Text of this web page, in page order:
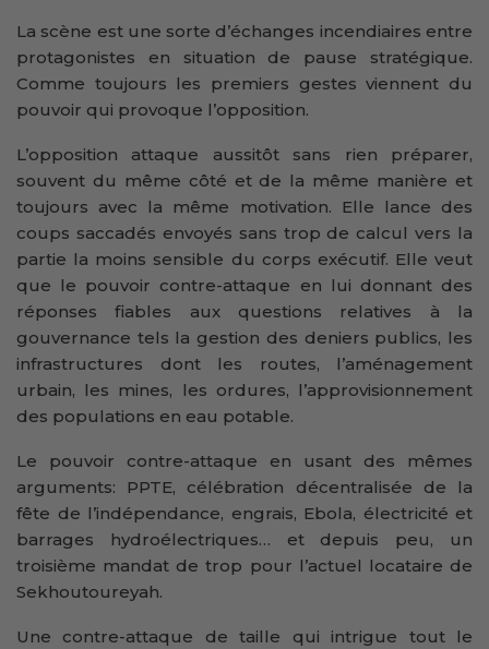
La scène est une sorte d’échanges incendiaires entre
protagonistes en situation de pause stratégique.
Comme toujours les premiers gestes viennent du
pouvoir qui provoque l’opposition.
L’opposition attaque aussitôt sans rien préparer,
souvent du même côté et de la même manière et
toujours avec la même motivation. Elle lance des
coups saccadés envoyés sans trop de calcul vers la
partie la moins sensible du corps exécutif. Elle veut
que le pouvoir contre-attaque en lui donnant des
réponses fiables aux questions relatives à la
gouvernance tels la gestion des deniers publics, les
infrastructures dont les routes, l’aménagement
urbain, les mines, les ordures, l’approvisionnement
des populations en eau potable.
Le pouvoir contre-attaque en usant des mêmes
arguments: PPTE, célébration décentralisée de la
fête de l’indépendance, engrais, Ebola, électricité et
barrages hydroélectriques… et depuis peu, un
troisième mandat de trop pour l’actuel locataire de
Sekhoutoureyah.
Une contre-attaque de taille qui intrigue tout le